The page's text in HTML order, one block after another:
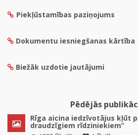
Piekļūstamības paziņojums
Dokumentu iesniegšanas kārtība
Biežāk uzdotie jautājumi
Pēdējās
Rīga aicina iedzīvotājus kļūt
draudzīgiem rīdziniekiem”